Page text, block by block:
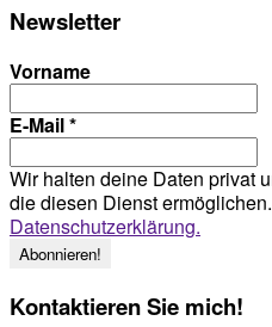
Newsletter
Vorname
E-Mail*
Wir halten deine Daten privat
die diesen Dienst ermöglichen.
Datenschutzerklärung.
Kontaktieren Sie mich!